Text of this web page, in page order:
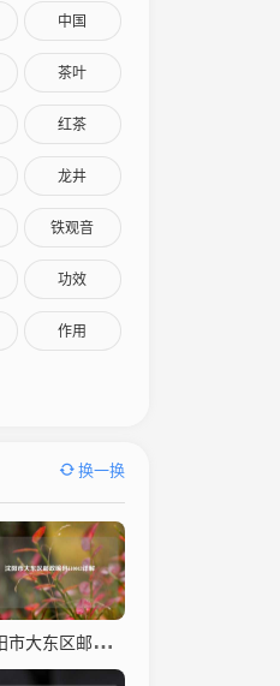
中国
茶叶
红茶
龙井
铁观音
功效
作用
换一换
沈阳市大东区邮政编码110043详解